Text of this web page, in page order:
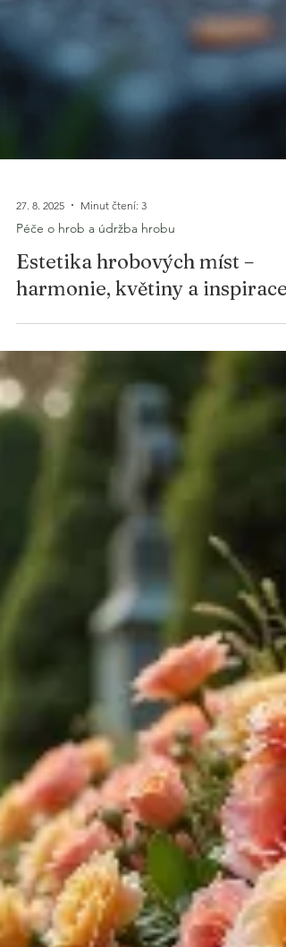
Péče o hrob a údržba hrobu
Estetika hrobových míst –
harmonie, květiny a inspirace